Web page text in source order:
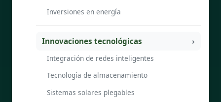
Inversiones en energía
Innovaciones tecnológicas
Integración de redes inteligentes
Tecnología de almacenamiento
Sistemas solares plegables